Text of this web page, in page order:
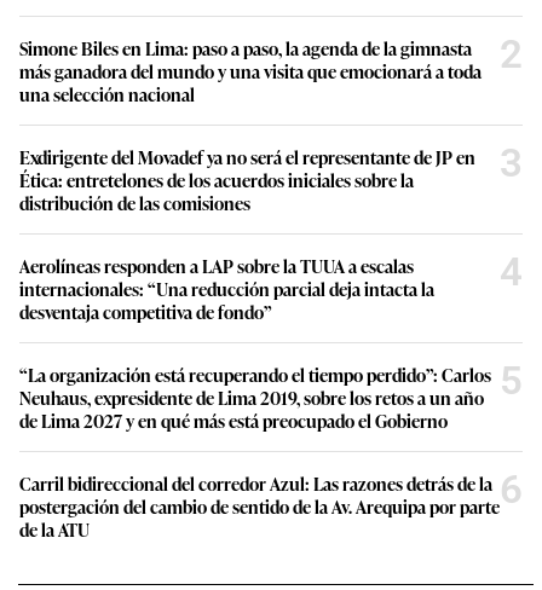
Simone Biles en Lima: paso a paso, la agenda de la gimnasta
más ganadora del mundo y una visita que emocionará a toda
una selección nacional
2
Exdirigente del Movadef ya no será el representante de JP en
Ética: entretelones de los acuerdos iniciales sobre la
distribución de las comisiones
3
Aerolíneas responden a LAP sobre la TUUA a escalas
internacionales: “Una reducción parcial deja intacta la
desventaja competitiva de fondo”
4
“La organización está recuperando el tiempo perdido”: Carlos
Neuhaus, expresidente de Lima 2019, sobre los retos a un año
de Lima 2027 y en qué más está preocupado el Gobierno
5
Carril bidireccional del corredor Azul: Las razones detrás de la
postergación del cambio de sentido de la Av. Arequipa por parte
de la ATU
6